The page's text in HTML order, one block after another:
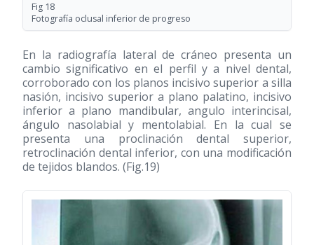
Fig 18
Fotografía oclusal inferior de progreso
En la radiografía lateral de cráneo presenta un
cambio significativo en el perfil y a nivel dental,
corroborado con los planos incisivo superior a silla
nasión, incisivo superior a plano palatino, incisivo
inferior a plano mandibular, angulo interincisal,
ángulo nasolabial y mentolabial. En la cual se
presenta una proclinación dental superior,
retroclinación dental inferior, con una modificación
de tejidos blandos. (Fig.19)